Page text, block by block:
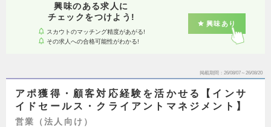
興味のある求人に
チェックをつけよう!
スカウトのマッチング精度があがる!
その求人への合格可能性がわかる!
興味あり
掲載期間 26/08/07～26/08/20
アポ獲得・顧客対応経験を活かせる【インサ
イドセールス・クライアントマネジメント】
営業（法人向け）